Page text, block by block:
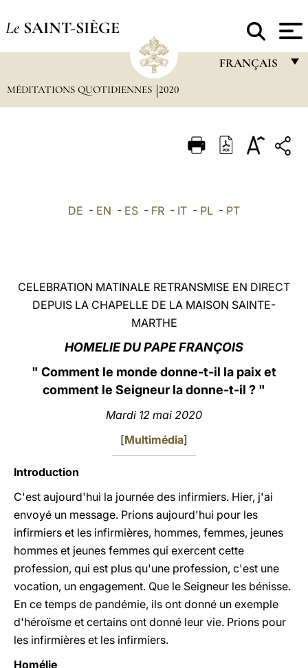
Le SAINT-SIÈGE
FRANÇAIS
ITALIANO
中文
MÉDITATIONS QUOTIDIENNES 2020
DE - EN - ES - FR - IT - PL - PT
CELEBRATION MATINALE RETRANSMISE EN DIRECT
DEPUIS LA CHAPELLE DE LA MAISON SAINTE-
MARTHE
HOMELIE DU PAPE FRANÇOIS
" Comment le monde donne-t-il la paix et
comment le Seigneur la donne-t-il ? "
Mardi 12 mai 2020
[Multimédia]
Introduction
C'est aujourd'hui la journée des infirmiers. Hier, j'ai
envoyé un message. Prions aujourd'hui pour les
infirmiers et les infirmières, hommes, femmes, jeunes
hommes et jeunes femmes qui exercent cette
profession, qui est plus qu'une profession, c'est une
vocation, un engagement. Que le Seigneur les bénisse.
En ce temps de pandémie, ils ont donné un exemple
d'héroïsme et certains ont donné leur vie. Prions pour
les infirmières et les infirmiers.
Homélie